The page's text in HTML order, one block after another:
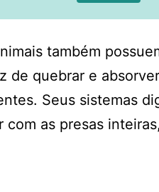
também
de quebrar e
Seus sistemas
com as presas